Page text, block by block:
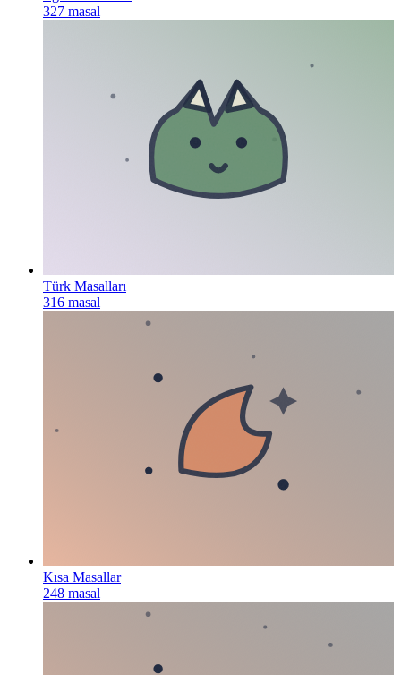
327 masal
Türk Masalları
316 masal
Kısa Masallar
248 masal